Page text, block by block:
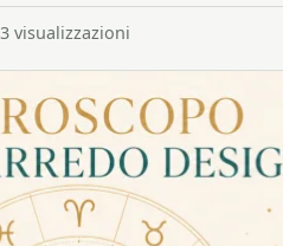
visualizzazioni